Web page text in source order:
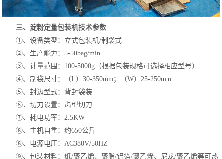
三、淀粉定量包装机技术参数
①、设备类型：立式包装机/制袋式
②、生产能力：5-50bag/min
③、计量范围：100-5000g（根据包装规格可选择相应型号）
④、制袋尺寸：（L）30-350mm；（W）25-250mm
⑤、封边型式：背封袋装
⑥、切刀设置：齿型切刀
⑦、耗电功率：2.5KW
⑧、主机自重：约650公斤
⑧、电源电压：AC380V/50HZ
⑨、包装材料：纸/聚乙烯、聚脂/铝箔/聚乙烯、尼龙/聚乙烯等可热